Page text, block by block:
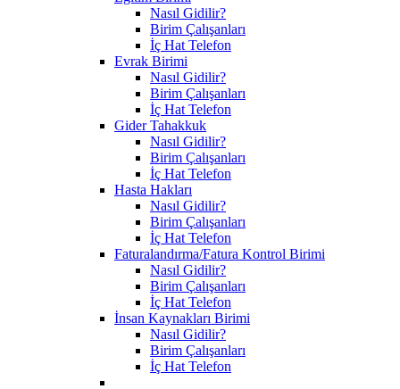
Nasıl Gidilir?
Birim Çalışanları
İç Hat Telefon
Evrak Birimi
Nasıl Gidilir?
Birim Çalışanları
İç Hat Telefon
Gider Tahakkuk
Nasıl Gidilir?
Birim Çalışanları
İç Hat Telefon
Hasta Hakları
Nasıl Gidilir?
Birim Çalışanları
İç Hat Telefon
Faturalandırma/Fatura Kontrol Birimi
Nasıl Gidilir?
Birim Çalışanları
İç Hat Telefon
İnsan Kaynakları Birimi
Nasıl Gidilir?
Birim Çalışanları
İç Hat Telefon